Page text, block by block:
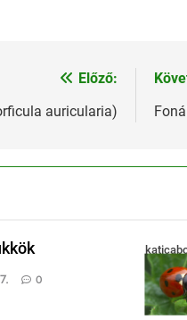
Előző:
auricularia)
0